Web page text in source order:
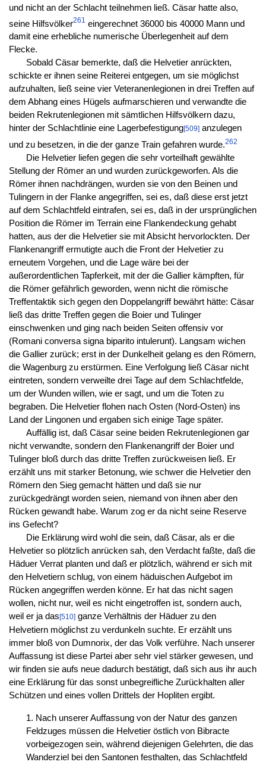
und nicht an der Schlacht teilnehmen ließ. Cäsar hatte also,
seine Hilfsvölker261 eingerechnet 36000 bis 40000 Mann und
damit eine erhebliche numerische Überlegenheit auf dem
Flecke.
Sobald Cäsar bemerkte, daß die Helvetier anrückten,
schickte er ihnen seine Reiterei entgegen, um sie möglichst
aufzuhalten, ließ seine vier Veteranenlegionen in drei Treffen auf
dem Abhang eines Hügels aufmarschieren und verwandte die
beiden Rekrutenlegionen mit sämtlichen Hilfsvölkern dazu,
hinter der Schlachtlinie eine Lagerbefestigung[509]anzulegen
und zu besetzen, in die der ganze Train gefahren wurde.262
Die Helvetier liefen gegen die sehr vorteilhaft gewählte
Stellung der Römer an und wurden zurückgeworfen. Als die
Römer ihnen nachdrängen, wurden sie von den Beinen und
Tulingern in der Flanke angegriffen, sei es, daß diese erst jetzt
auf dem Schlachtfeld eintrafen, sei es, daß in der ursprünglichen
Position die Römer im Terrain eine Flankendeckung gehabt
hatten, aus der die Helvetier sie mit Absicht hervorlockten. Der
Flankenangriff ermutigte auch die Front der Helvetier zu
erneutem Vorgehen, und die Lage wäre bei der
außerordentlichen Tapferkeit, mit der die Gallier kämpften, für
die Römer gefährlich geworden, wenn nicht die römische
Treffentaktik sich gegen den Doppelangriff bewährt hätte: Cäsar
ließ das dritte Treffen gegen die Boier und Tulinger
einschwenken und ging nach beiden Seiten offensiv vor
(Romani conversa signa biparito intulerunt). Langsam wichen
die Gallier zurück; erst in der Dunkelheit gelang es den Römern,
die Wagenburg zu erstürmen. Eine Verfolgung ließ Cäsar nicht
eintreten, sondern verweilte drei Tage auf dem Schlachtfelde,
um der Wunden willen, wie er sagt, und um die Toten zu
begraben. Die Helvetier flohen nach Osten (Nord-Osten) ins
Land der Lingonen und ergaben sich einige Tage später.
Auffällig ist, daß Cäsar seine beiden Rekrutenlegionen gar
nicht verwandte, sondern den Flankenangriff der Boier und
Tulinger bloß durch das dritte Treffen zurückweisen ließ. Er
erzählt uns mit starker Betonung, wie schwer die Helvetier den
Römern den Sieg gemacht hätten und daß sie nur
zurückgedrängt worden seien, niemand von ihnen aber den
Rücken gewandt habe. Warum zog er da nicht seine Reserve
ins Gefecht?
Die Erklärung wird wohl die sein, daß Cäsar, als er die
Helvetier so plötzlich anrücken sah, den Verdacht faßte, daß die
Häduer Verrat planten und daß er plötzlich, während er sich mit
den Helvetiern schlug, von einem häduischen Aufgebot im
Rücken angegriffen werden könne. Er hat das nicht sagen
wollen, nicht nur, weil es nicht eingetroffen ist, sondern auch,
weil er ja das [510]ganze Verhältnis der Häduer zu den
Helvetiern möglichst zu verdunkeln suchte. Er erzählt uns
immer bloß von Dumnorix, der das Volk verführe. Nach unserer
Auffassung ist diese Partei aber sehr viel stärker gewesen, und
wir finden sie aufs neue dadurch bestätigt, daß sich aus ihr auch
eine Erklärung für das sonst unbegreifliche Zurückhalten aller
Schützen und eines vollen Drittels der Hopliten ergibt.
1. Nach unserer Auffassung von der Natur des ganzen
Feldzuges müssen die Helvetier östlich von Bibracte
vorbeigezogen sein, während diejenigen Gelehrten, die das
Wanderziel bei den Santonen festhalten, das Schlachtfeld